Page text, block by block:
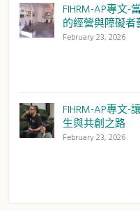
FIHRM-AP專文-
的經營與障礙者
February 23, 2026
FIHRM-AP專文
生與共創之路
February 23, 2026